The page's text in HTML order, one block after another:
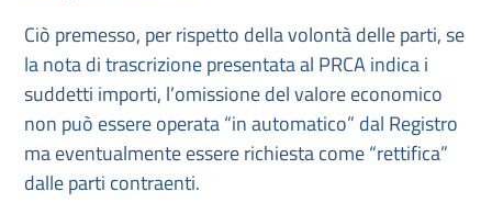
Ciò premesso, per rispetto della volontà delle parti, se
la nota di trascrizione presentata al PRCA indica i
suddetti importi, l’omissione del valore economico
non può essere operata “in automatico” dal Registro
ma eventualmente essere richiesta come “rettifica”
dalle parti contraenti.